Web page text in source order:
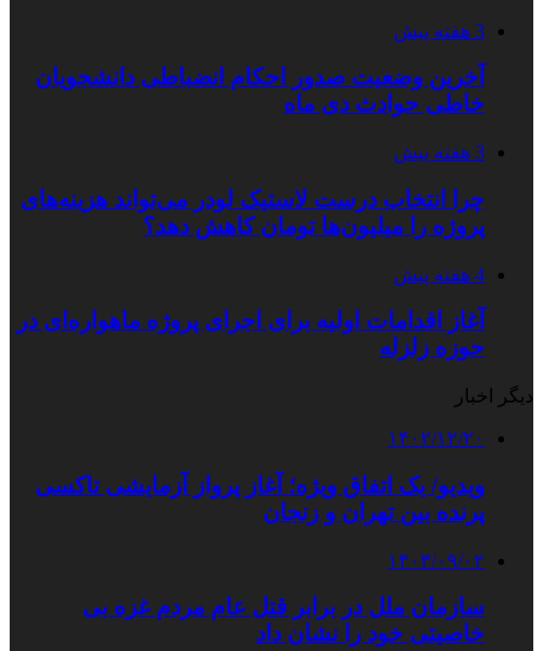
3 هفته پیش
آخرین وضعیت صدور احکام انضباطی دانشجویان
خاطی حوادث دی ماه
3 هفته پیش
چرا انتخاب درست لاستیک لودر می‌تواند هزینه‌های
پروژه را میلیون‌ها تومان کاهش دهد؟
4 هفته پیش
آغاز اقدامات اولیه برای اجرای پروژه ماهواره‌ای در
حوزه زلزله
دیگر اخبار
۱۴۰۲/۱۲/۲۰
ویدیو/ یک اتفاق ویژه؛ آغاز پرواز آزمایشی تاکسی‌
پرنده بین تهران و زنجان
۱۴۰۳/۰۹/۰۲
سازمان ملل در برابر قتل عام مردم غزه بی
خاصیتی خود را نشان داد